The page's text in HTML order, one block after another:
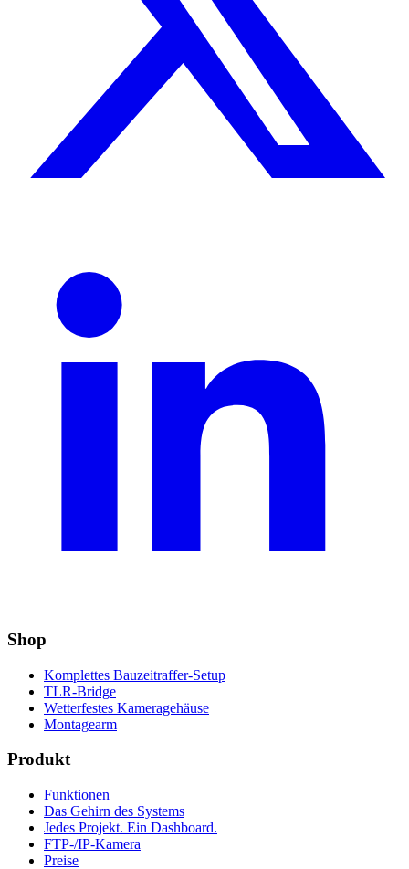
Shop
Komplettes Bauzeitraffer-Setup
TLR-Bridge
Wetterfestes Kameragehäuse
Montagearm
Produkt
Funktionen
Das Gehirn des Systems
Jedes Projekt. Ein Dashboard.
FTP-/IP-Kamera
Preise